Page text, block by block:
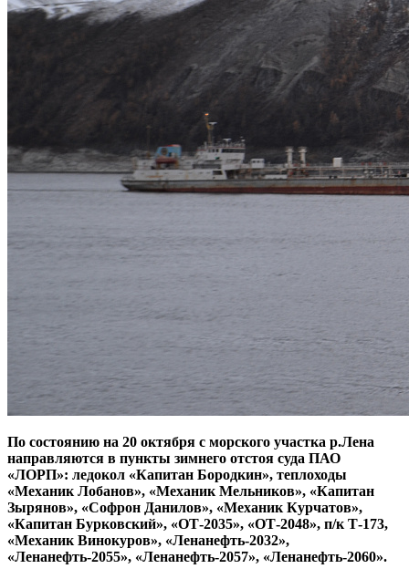
По состоянию на 20 октября с морского участка р.Лена
направляются в пункты зимнего отстоя суда ПАО
«ЛОРП»: ледокол «Капитан Бородкин», теплоходы
«Механик Лобанов», «Механик Мельников», «Капитан
Зырянов», «Софрон Данилов», «Механик Курчатов»,
«Капитан Бурковский», «ОТ-2035», «ОТ-2048», п/к Т-173,
«Механик Винокуров», «Ленанефть-2032»,
«Ленанефть-2055», «Ленанефть-2057», «Ленанефть-2060».